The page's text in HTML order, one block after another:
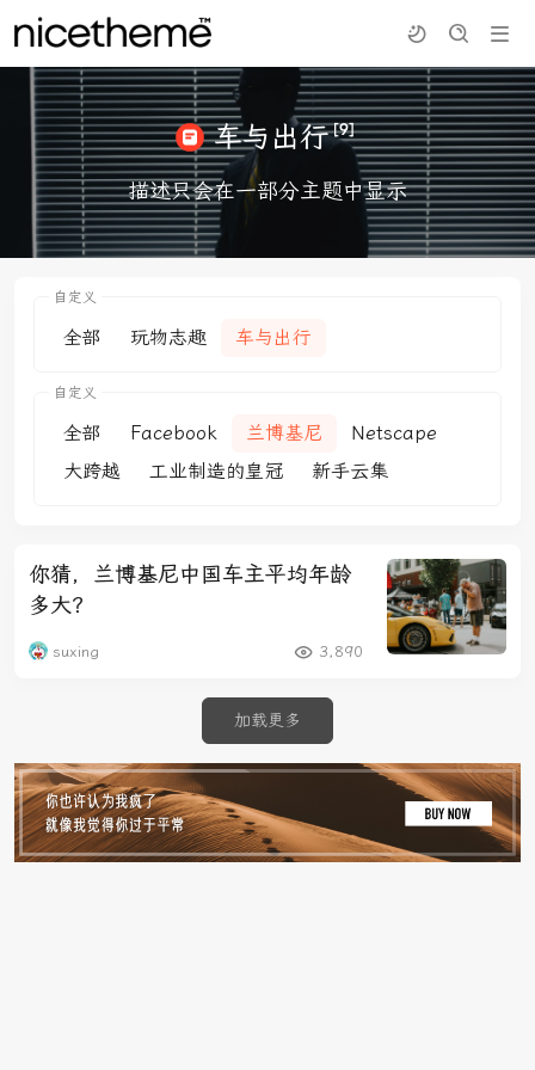
车与出行 [9]
描述只会在一部分主题中显示
自定义
全部 玩物志趣 车与出行
自定义
全部 Facebook 兰博基尼
Netscape
大跨越
工业制造的皇冠 新手云集
你猜，兰博基尼中国车主平均年龄
多大？
suxing 3,890
加载更多